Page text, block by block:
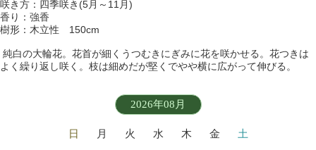
咲き方：四季咲き(5月～11月)
香り：強香
樹形：木立性 150cm
純白の大輪花。花首が細くうつむきにぎみに花を咲かせる。花つきは
よく繰り返し咲く。枝は細めだが堅くでやや横に広がって伸びる。
2026年08月
日 月 火 水 木 金
土